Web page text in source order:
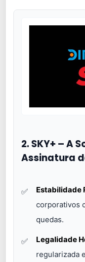
2. SKY+ – A
Assinatura
Estabilidade
corporativos
quedas.
Legalidade
regularizada